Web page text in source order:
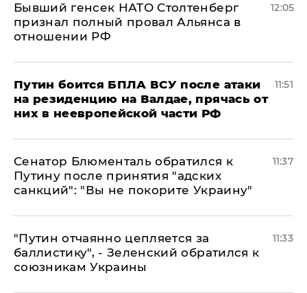
Бывший генсек НАТО Столтенберг
признал полный провал Альянса в
отношении РФ
12:05
Путин боится БПЛА ВСУ после атаки
на резиденцию на Валдае, прячась от
них в неевропейской части РФ
11:51
Сенатор Блюменталь обратился к
Путину после принятия "адских
санкций": "Вы не покорите Украину"
11:37
"Путин отчаянно цепляется за
баллистику", - Зеленский обратился к
союзникам Украины
11:33